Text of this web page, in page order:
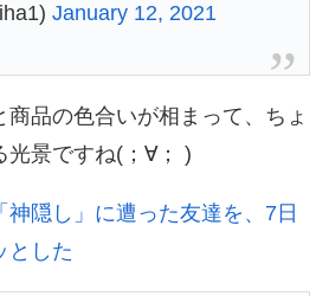
January 12, 2021
商品の色合いが相まって、ちょ
光景ですね(；∀； )
神隠し」に遭った友達を、7日
とした